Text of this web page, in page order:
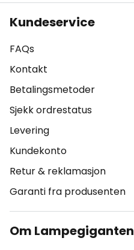
Kundeservice
FAQs
Kontakt
Betalingsmetoder
Sjekk ordrestatus
Levering
Kundekonto
Retur & reklamasjon
Garanti fra produsenten
Om Lampegiganten